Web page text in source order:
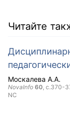
Читайте
Москалева А.А.
NovaInfo 60, с.370-
NC